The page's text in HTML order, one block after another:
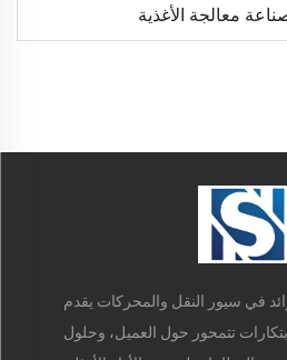
معالجة الأغذية
في سيور النقل والمحركات يقدم
تتمحور حول العميل، وحلول